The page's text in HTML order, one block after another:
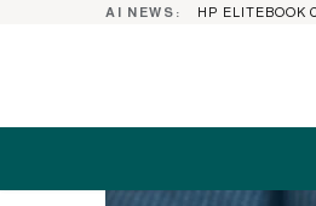
AI NEWS: